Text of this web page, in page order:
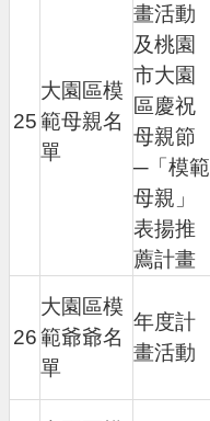
25
大園區模
範母親名
單
畫活動
及桃園
市大園
區慶祝
母親節
─「模範
母親」
表揚推
薦計畫
26
大園區模
範爺爺名
單
年度計
畫活動